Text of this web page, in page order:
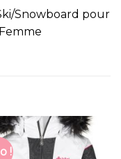
Snowboard pour
!